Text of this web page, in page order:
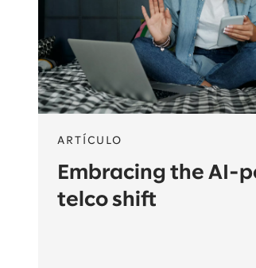
ARTÍCULO
Embracing the AI-
telco shift